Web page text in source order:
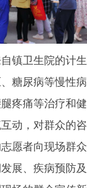
镇卫生院的计
糖尿病等慢性
疼痛等治疗和
动，对群众的
愿者向现场群
展、疾病预防